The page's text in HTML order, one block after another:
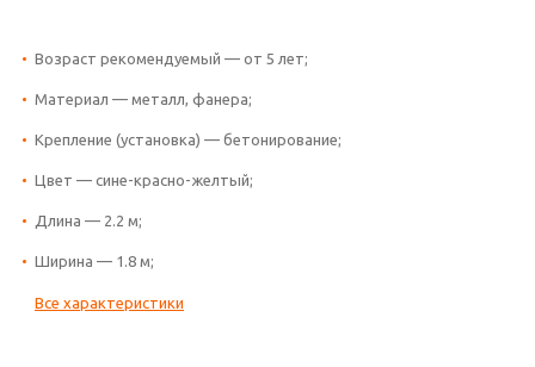
Возраст рекомендуемый — от 5 лет;
Материал — металл, фанера;
Крепление (установка) — бетонирование;
Цвет — сине-красно-желтый;
Длина — 2.2 м;
Ширина — 1.8 м;
Все характеристики